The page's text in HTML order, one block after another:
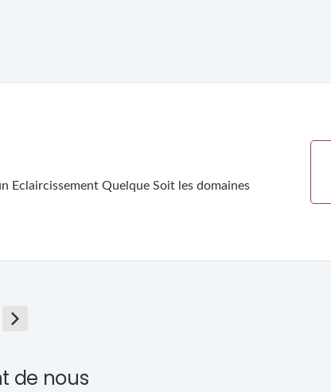
Médium pur, Je mets à dispositions Mes Intuitions pour Offrir un Eclaircissement Quelque Soit les domaines
de nous